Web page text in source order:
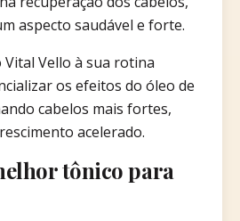
aspecto saudável e forte.
Vello à sua rotina
os efeitos do óleo de
cabelos mais fortes,
acelerado.
tônico para